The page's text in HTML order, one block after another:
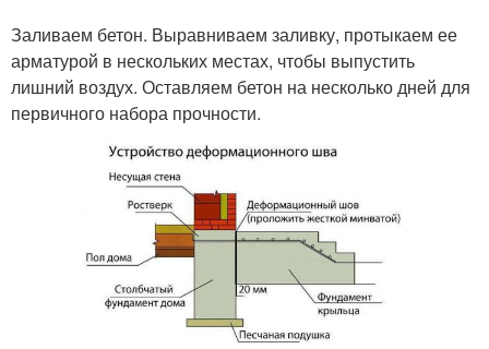
Заливаем бетон. Выравниваем заливку, протыкаем ее
арматурой в нескольких местах, чтобы выпустить
лишний воздух. Оставляем бетон на несколько дней для
первичного набора прочности.